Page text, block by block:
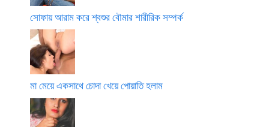
সোফায় আরাম করে শ্বশুর বৌমার শারীরিক সম্পর্ক
মা মেয়ে একসাথে চোদা খেয়ে পোয়াতি হলাম